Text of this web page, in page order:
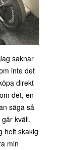
saknar
inte det
direkt
det, en
säga så
kväll,
helt skakig
min